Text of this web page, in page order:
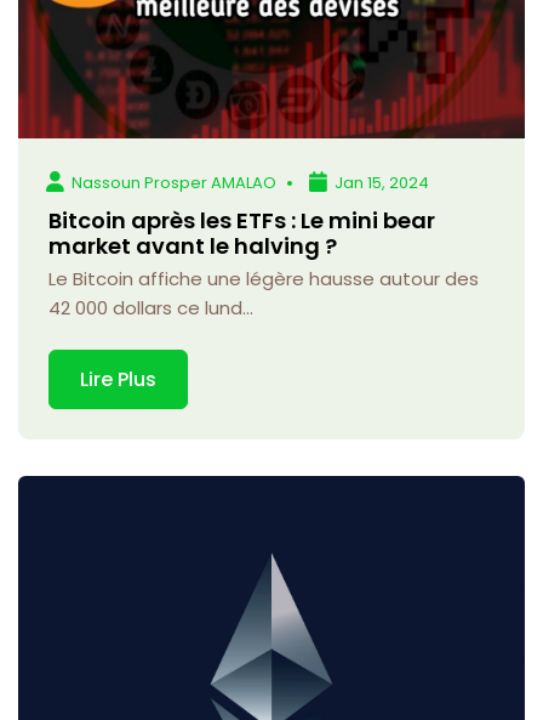
Nassoun Prosper AMALAO Jan 15, 2024
Bitcoin après les ETFs : Le mini bear
market avant le halving ?
Le Bitcoin affiche une légère hausse autour des
42 000 dollars ce lund...
Lire Plus